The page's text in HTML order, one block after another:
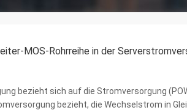
MOS-Rohrreihe in der
bezieht sich auf die Stromversorgung
bezieht, die Wechselstrom in